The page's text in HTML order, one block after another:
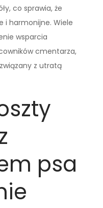
co sprawia, że
i harmonijne. Wiele
wsparcia
cmentarza,
z utratą
psa